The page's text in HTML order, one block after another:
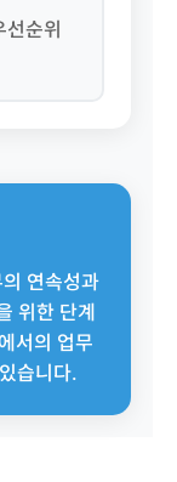
선순위
연속성과
위한 단계
서의 업무
습니다.